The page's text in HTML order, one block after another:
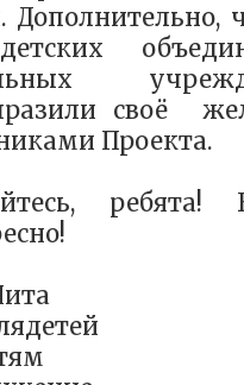
Дополнительно,
своё
Проекта.
ребята!